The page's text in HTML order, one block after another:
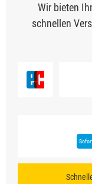
Wir bieten
schnellen